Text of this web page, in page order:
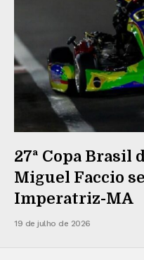
27ª Copa Brasil
Miguel Faccio
Imperatriz-MA
19 de julho de 2026